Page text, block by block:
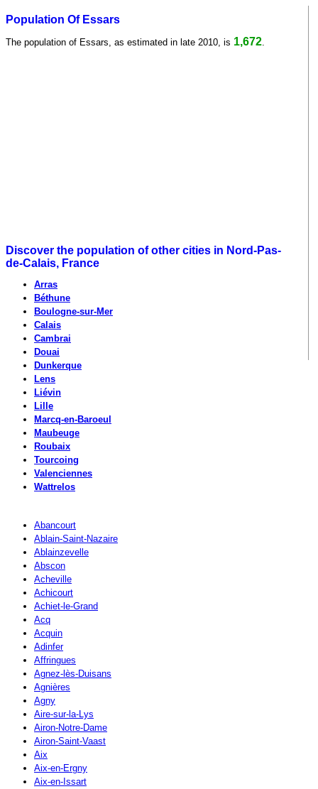
Population Of Essars
The population of Essars, as estimated in late 2010, is 1,672
Discover the population of other cities in Nord-Pas-
de-Calais, France
Arras
Béthune
Boulogne-sur-Mer
Calais
Cambrai
Douai
Dunkerque
Lens
Liévin
Lille
Marcq-en-Baroeul
Maubeuge
Roubaix
Tourcoing
Valenciennes
Wattrelos
Abancourt
Ablain-Saint-Nazaire
Ablainzevelle
Abscon
Acheville
Achicourt
Achiet-le-Grand
Acq
Acquin
Adinfer
Affringues
Agnez-lès-Duisans
Agnières
Agny
Aire-sur-la-Lys
Airon-Notre-Dame
Airon-Saint-Vaast
Aix
Aix-en-Ergny
Aix-en-Issart